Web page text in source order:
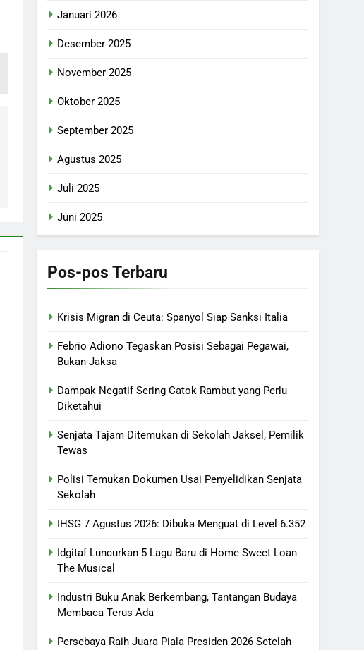
Januari 2026
Desember 2025
November 2025
Oktober 2025
September 2025
Agustus 2025
Juli 2025
Juni 2025
Pos-pos Terbaru
Krisis Migran di Ceuta: Spanyol Siap Sanksi Italia
Febrio Adiono Tegaskan Posisi Sebagai Pegawai,
Bukan Jaksa
Dampak Negatif Sering Catok Rambut yang Perlu
Diketahui
Senjata Tajam Ditemukan di Sekolah Jaksel, Pemilik
Tewas
Polisi Temukan Dokumen Usai Penyelidikan Senjata
Sekolah
IHSG 7 Agustus 2026: Dibuka Menguat di Level 6.352
Idgitaf Luncurkan 5 Lagu Baru di Home Sweet Loan
The Musical
Industri Buku Anak Berkembang, Tantangan Budaya
Membaca Terus Ada
Persebaya Raih Juara Piala Presiden 2026 Setelah